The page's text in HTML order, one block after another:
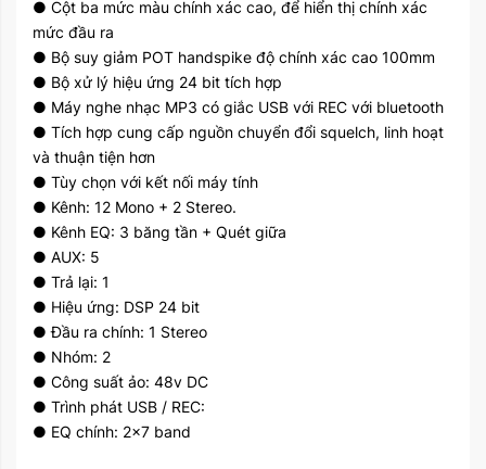
● Cột ba mức màu chính xác cao, để hiển thị chính xác
mức đầu ra
● Bộ suy giảm POT handspike độ chính xác cao 100mm
● Bộ xử lý hiệu ứng 24 bit tích hợp
● Máy nghe nhạc MP3 có giắc USB với REC với bluetooth
● Tích hợp cung cấp nguồn chuyển đổi squelch, linh hoạt
và thuận tiện hơn
● Tùy chọn với kết nối máy tính
● Kênh: 12 Mono + 2 Stereo.
● Kênh EQ: 3 băng tần + Quét giữa
● AUX: 5
● Trả lại: 1
● Hiệu ứng: DSP 24 bit
● Đầu ra chính: 1 Stereo
● Nhóm: 2
● Công suất ảo: 48v DC
● Trình phát USB / REC:
● EQ chính: 2x7 band